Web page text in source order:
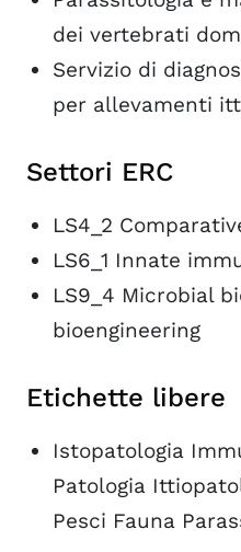
dei vertebrati
Servizio di
per allevamenti
Settori ERC
LS4_2
LS6_1 Innate
LS9_4 Microbial
bioengineering
Etichette libere
Istopatologia
Patologia
Pesci Fauna